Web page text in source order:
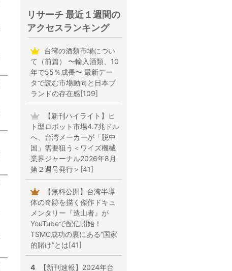
リサーチ 最近１週間の
アクセスランキング
台湾の酒類市場につい
て（前篇） 〜輸入酒類、10
年で55％成長〜 最新デー
タで読む市場動向と日本ブ
ランドの存在感[109]
【新刊ハイライト】ヒ
ト型ロボット市場4.7兆ドル
へ、台湾メーカーが「脱中
国」需要狙う＜ワイズ機械
業界ジャーナル2026年8月
第２週号発行＞[41]
【無料公開】台湾半導
体の奇跡を描く傑作ドキュ
メンタリー『造山者』が
YouTubeで配信開始！
TSMC成功の裏にある“国家
的賭け”とは[41]
4
【新刊速報】2024年台